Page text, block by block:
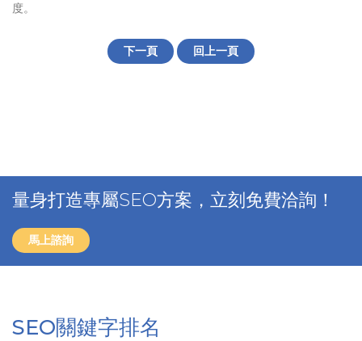
度。
下一頁 回上一頁
量身打造專屬SEO方案，立刻免費洽詢！
馬上諮詢
SEO關鍵字排名